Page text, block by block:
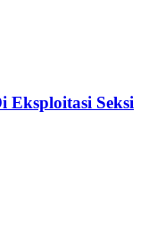
Eksploitasi Seksi